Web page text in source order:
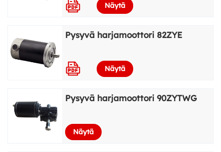
Näytä
Pysyvä harjamoottori 82ZYE
Näytä
Pysyvä harjamoottori 90ZYTWG
Näytä